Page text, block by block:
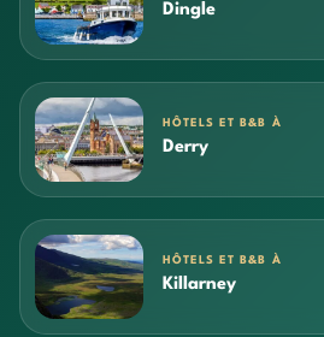
Dingle
HÔTELS ET B&B À
Derry
HÔTELS ET B&B À
Killarney